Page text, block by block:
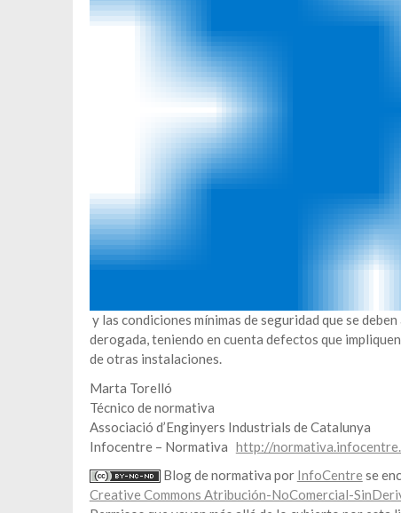
y las condiciones mínimas de seguridad que se
derogada, teniendo en cuenta defectos que
de otras instalaciones.
Marta Torelló
Técnico de normativa
Associació d’Enginyers Industrials de Catalunya
Infocentre – Normativa http://
Blog de normativa por InfoCentre se
Creative Commons Atribución-NoComercial-